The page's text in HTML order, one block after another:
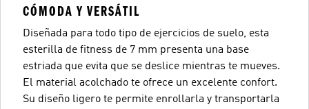
CÓMODA Y VERSÁTIL
Diseñada para todo tipo de ejercicios de suelo, esta
esterilla de fitness de 7 mm presenta una base
estriada que evita que se deslice mientras te mueves.
El material acolchado te ofrece un excelente confort.
Su diseño ligero te permite enrollarla y transportarla